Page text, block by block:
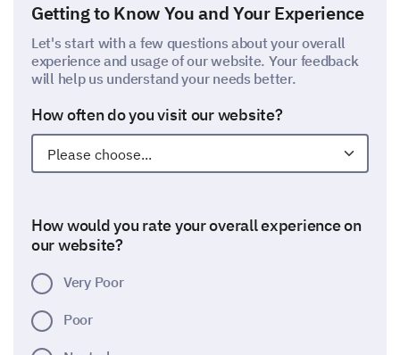
Getting to Know You and Your Experience
Let's start with a few questions about your overall
experience and usage of our website. Your feedback
will help us understand your needs better.
How often do you visit our website?
How would you rate your overall experience on
our website?
Very Poor
Poor